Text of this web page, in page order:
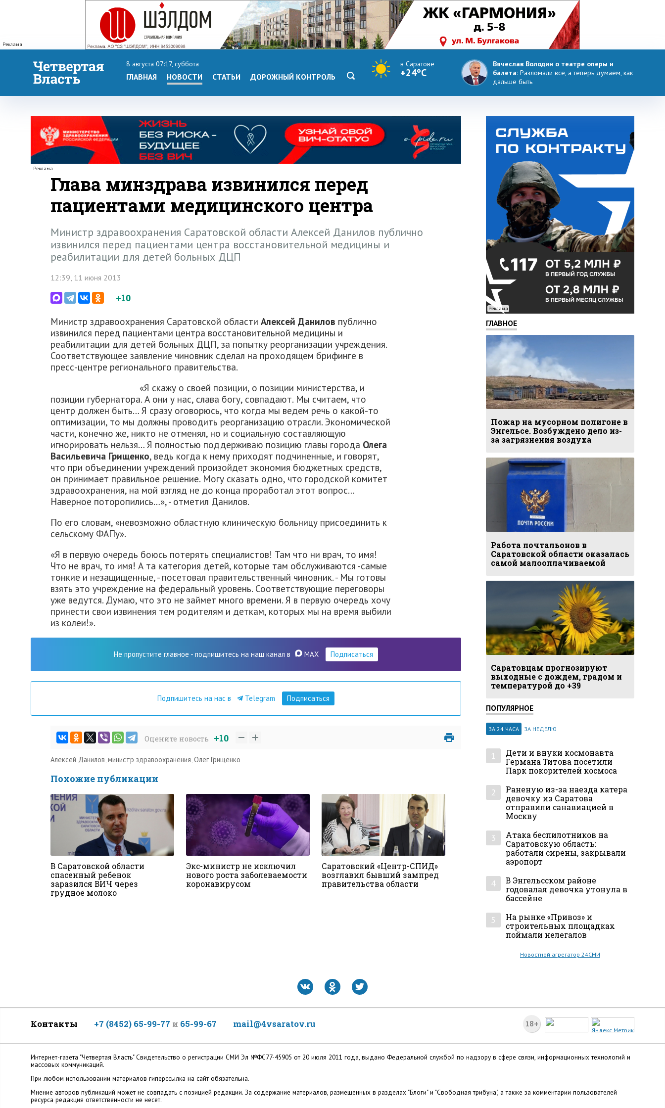
Реклама
8 августа 07:17, суббота
ГЛАВНАЯ НОВОСТИ СТАТЬИ ДОРОЖНЫЙ КОНТРОЛЬ
в Саратове
+24°C
Вячеслав Володин о театре оперы и
балета: Разломали все, а теперь думаем, как
дальше быть
Реклама
Глава минздрава извинился перед
пациентами медицинского центра
Министр здравоохранения Саратовской области Алексей Данилов публично
извинился перед пациентами центра восстановительной медицины и
реабилитации для детей больных ДЦП
12:39, 11 июня 2013
+10
Министр здравоохранения Саратовской области Алексей Данилов публично
извинился перед пациентами центра восстановительной медицины и
реабилитации для детей больных ДЦП, за попытку реорганизации учреждения.
Соответствующее заявление чиновник сделал на проходящем брифинге в
пресс-центре регионального правительства.
«Я скажу о своей позиции, о позиции министерства, и
позиции губернатора. А они у нас, слава богу, совпадают. Мы считаем, что
центр должен быть… Я сразу оговорюсь, что когда мы ведем речь о какой-то
оптимизации, то мы должны проводить реорганизацию отрасли. Экономической
части, конечно же, никто не отменял, но и социальную составляющую
игнорировать нельзя… Я полностью поддерживаю позицию главы города Олега
Васильевича Грищенко, ведь когда к нему приходят подчиненные, и говорят,
что при объединении учреждений произойдет экономия бюджетных средств,
он принимает правильное решение. Могу сказать одно, что городской комитет
здравоохранения, на мой взгляд не до конца проработал этот вопрос…
Наверное поторопились…», - отметил Данилов.
По его словам, «невозможно областную клиническую больницу присоединить к
сельскому ФАПу».
«Я в первую очередь боюсь потерять специалистов! Там что ни врач, то имя!
Что не врач, то имя! А та категория детей, которые там обслуживаются -самые
тонкие и незащищенные, - посетовал правительственный чиновник. - Мы готовы
взять это учреждение на федеральный уровень. Соответствующие переговоры
уже ведутся. Думаю, что это не займет много времени. Я в первую очередь хочу
принести свои извинения тем родителям и деткам, которых мы на время выбили
из колеи!».
Не пропустите главное - подпишитесь на наш канал в MAX Подписаться
Подпишитесь на нас в Telegram Подписаться
Оцените новость +10
Алексей Данилов,министр здравоохранения,Олег Грищенко
Похожие публикации
В Саратовской области
спасенный ребенок
заразился ВИЧ через
грудное молоко
Экс-министр не исключил
нового роста заболеваемости
коронавирусом
Саратовский «Центр-СПИД»
возглавил бывший зампред
правительства области
Реклама
ГЛАВНОЕ
Пожар на мусорном полигоне в
Энгельсе. Возбуждено дело из-
за загрязнения воздуха
Работа почтальонов в
Саратовской области оказалась
самой малооплачиваемой
Саратовцам прогнозируют
выходные с дождем, градом и
температурой до +39
ПОПУЛЯРНОЕ
ЗА 24 ЧАСА ЗА НЕДЕЛЮ
1
Дети и внуки космонавта
Германа Титова посетили
Парк покорителей космоса
2
Раненую из-за наезда катера
девочку из Саратова
отправили санавиацией в
Москву
3
Атака беспилотников на
Саратовскую область:
работали сирены, закрывали
аэропорт
4
В Энгельсском районе
годовалая девочка утонула в
бассейне
5
На рынке «Привоз» и
строительных площадках
поймали нелегалов
Новостной агрегатор 24СМИ
18+
Контакты +7 (8452) 65-99-77 и 65-99-67 mail@4vsaratov.ru
Интернет-газета "Четвертая Власть" Cвидетельство о регистрации СМИ Эл №ФС77-45905 от 20 июля 2011 года, выдано Федеральной службой по надзору в сфере связи, информационных технологий и
массовых коммуникаций.
При любом использовании материалов гиперссылка на сайт обязательна.
Мнение авторов публикаций может не совпадать с позицией редакции. За содержание материалов, размещенных в разделах "Блоги" и "Свободная трибуна", а также за комментарии пользователей
ресурса редакция ответственности не несет.